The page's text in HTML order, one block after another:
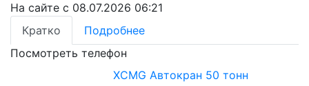
На сайте с 08.07.2026 06:21
Кратко
Подробнее
Посмотреть телефон
XCMG Автокран 50 тонн